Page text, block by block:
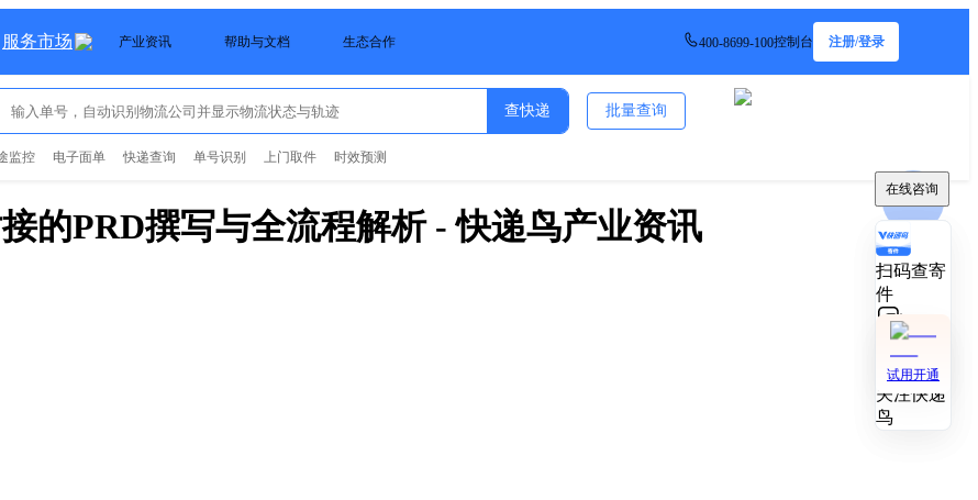
在线咨询
扫码查寄
件
技术对接
关注快递
鸟
试用开通
服务市场 产业资讯 帮助与文档 生态合作 400-8699-100控制台 注册/登录
查快递 批量查询
监控 电子面单 快递查询 单号识别 上门取件 时效预测
的PRD撰写与全流程解析- 快递鸟产业资讯
在线咨询
扫码查寄
件
技术对接
关注快递
鸟
试用开通